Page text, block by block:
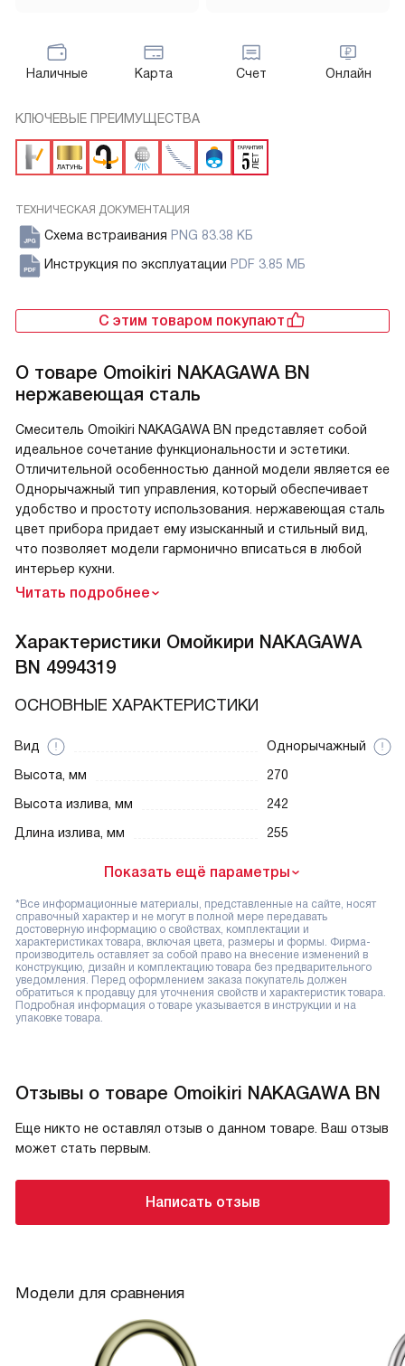
Наличные Карта Счет Онлайн
КЛЮЧЕВЫЕ ПРЕИМУЩЕСТВА
ТЕХНИЧЕСКАЯ ДОКУМЕНТАЦИЯ
Схема встраивания PNG 83.38 КБ
Инструкция по эксплуатации PDF 3.85 МБ
С этим товаром покупают
О товаре Omoikiri NAKAGAWA BN
нержавеющая сталь
Смеситель Omoikiri NAKAGAWA BN представляет собой
идеальное сочетание функциональности и эстетики.
Отличительной особенностью данной модели является ее
Однорычажный тип управления, который обеспечивает
удобство и простоту использования. нержавеющая сталь
цвет прибора придает ему изысканный и стильный вид,
что позволяет модели гармонично вписаться в любой
интерьер кухни.
Читать подробнее
Характеристики Омойкири NAKAGAWA
BN 4994319
ОСНОВНЫЕ ХАРАКТЕРИСТИКИ
Вид
Однорычажный
Высота, мм
270
Высота излива, мм
242
Длина излива, мм
255
Показать ещё параметры
*Все информационные материалы, представленные на сайте, носят
справочный характер и не могут в полной мере передавать
достоверную информацию о свойствах, комплектации и
характеристиках товара, включая цвета, размеры и формы. Фирма-
производитель оставляет за собой право на внесение изменений в
конструкцию, дизайн и комплектацию товара без предварительного
уведомления. Перед оформлением заказа покупатель должен
обратиться к продавцу для уточнения свойств и характеристик товара.
Подробная информация о товаре указывается в инструкции и на
упаковке товара.
Отзывы о товаре Omoikiri NAKAGAWA BN
Еще никто не оставлял отзыв о данном товаре. Ваш отзыв
может стать первым.
Написать отзыв
Модели для сравнения